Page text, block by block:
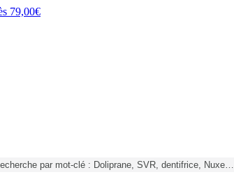
79,00€
par mot-clé : Doliprane, SVR, dentifrice, Nuxe…